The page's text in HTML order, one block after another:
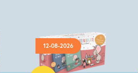
12-08-2026
Hardcover